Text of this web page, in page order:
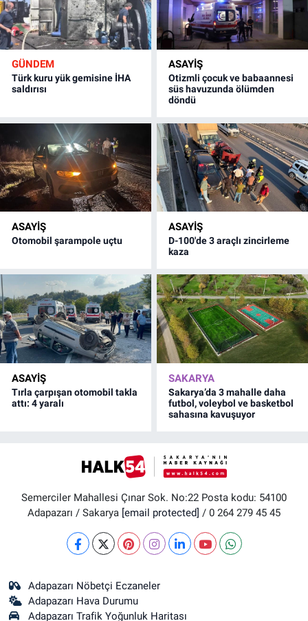
GÜNDEM
Türk kuru yük gemisine İHA
saldırısı
ASAYİŞ
Otizmli çocuk ve babaannesi
süs havuzunda ölümden
döndü
ASAYİŞ
Otomobil şarampole uçtu
ASAYİŞ
D-100'de 3 araçlı zincirleme
kaza
ASAYİŞ
Tırla çarpışan otomobil takla
attı: 4 yaralı
SAKARYA
Sakarya’da 3 mahalle daha
futbol, voleybol ve basketbol
sahasına kavuşuyor
Semerciler Mahallesi Çınar Sok. No:22 Posta kodu: 54100
Adapazarı / Sakarya [email protected] / 0 264 279 45 45
Adapazarı Nöbetçi Eczaneler
Adapazarı Hava Durumu
Adapazarı Trafik Yoğunluk Haritası